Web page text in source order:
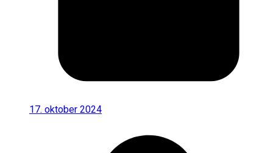
17. oktober 2024